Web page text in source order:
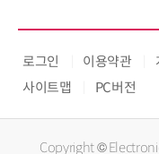
로그인 이용약관
사이트맵
PC버전
Copyright ©